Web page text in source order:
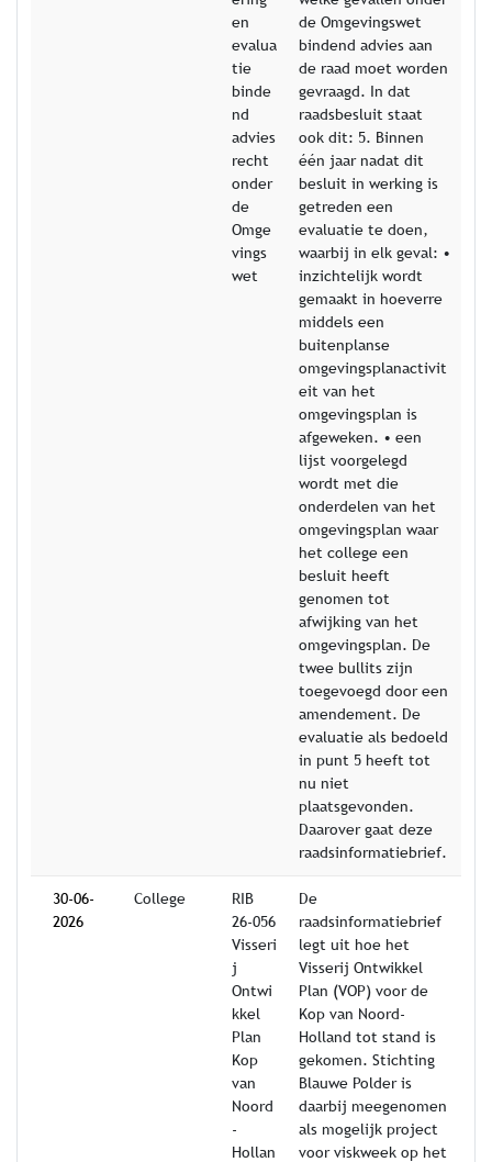
en
evalua
tie
binde
nd
advies
recht
onder
de
Omge
vings
wet
de Omgevingswet
bindend advies aan
de raad moet worden
gevraagd. In dat
raadsbesluit staat
ook dit: 5. Binnen
één jaar nadat dit
besluit in werking is
getreden een
evaluatie te doen,
waarbij in elk geval: •
inzichtelijk wordt
gemaakt in hoeverre
middels een
buitenplanse
omgevingsplanactivit
eit van het
omgevingsplan is
afgeweken. • een
lijst voorgelegd
wordt met die
onderdelen van het
omgevingsplan waar
het college een
besluit heeft
genomen tot
afwijking van het
omgevingsplan. De
twee bullits zijn
toegevoegd door een
amendement. De
evaluatie als bedoeld
in punt 5 heeft tot
nu niet
plaatsgevonden.
Daarover gaat deze
raadsinformatiebrief.
30-06-
2026
College
RIB
26-056
Visseri
j
Ontwi
kkel
Plan
Kop
van
Noord
-
Hollan
De
raadsinformatiebrief
legt uit hoe het
Visserij Ontwikkel
Plan (VOP) voor de
Kop van Noord-
Holland tot stand is
gekomen. Stichting
Blauwe Polder is
daarbij meegenomen
als mogelijk project
voor viskweek op het